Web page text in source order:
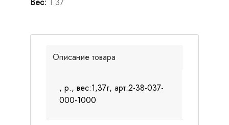
Описание товара
, р., вес:1,37г, арт:2-38-037-
000-1000